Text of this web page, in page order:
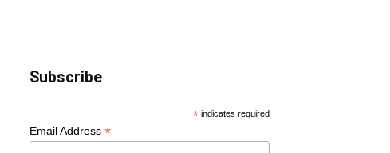
Subscribe
* indicates required
Email Address *